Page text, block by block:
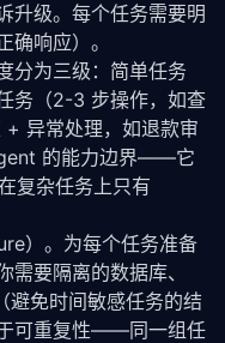
升级。每个任务需要明
响应）。
分为三级：简单任务
务（2-3 步操作，如查
异常处理，如退款审
的能力边界——它
复杂任务上只有
）。为每个任务准备
要隔离的数据库、
避免时间敏感任务的结
可重复性——同一组任